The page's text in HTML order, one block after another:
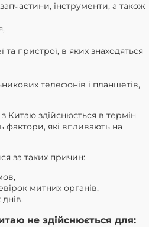
інструменти, а також
та пристрої, в яких знаходяться
телефонів і планшетів,
Китаю здійснюється в термін
фактори, які впливають на
за таких причин:
митних органів,
не здійснюється для: